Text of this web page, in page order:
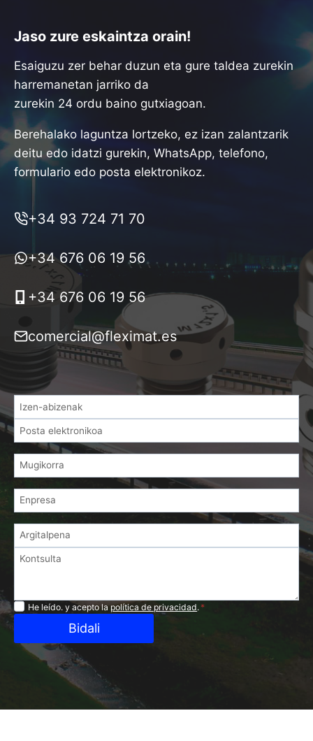
Jaso zure eskaintza orain!
Esaiguzu zer behar duzun eta gure taldea zurekin
harremanetan jarriko da
zurekin 24 ordu baino gutxiagoan.
Berehalako laguntza lortzeko, ez izan zalantzarik
deitu edo idatzi gurekin, WhatsApp, telefono,
formulario edo posta elektronikoz.
+34 93 724 71 70
+34 676 06 19 56
+34 676 06 19 56
comercial@fleximat.es
Privacidad
He leído. y acepto lapolítica de privacidad. *
Bidali